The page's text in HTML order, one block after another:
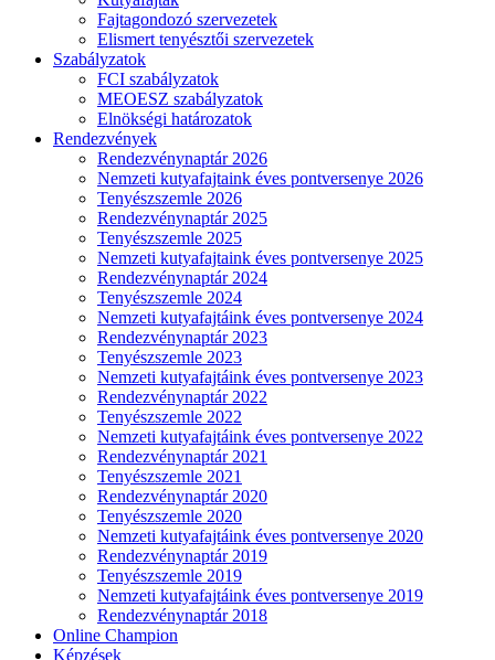
Fajtagondozó szervezetek
Elismert tenyésztői szervezetek
Szabályzatok
FCI szabályzatok
MEOESZ szabályzatok
Elnökségi határozatok
Rendezvények
Rendezvénynaptár 2026
Nemzeti kutyafajtaink éves pontversenye 2026
Tenyészszemle 2026
Rendezvénynaptár 2025
Tenyészszemle 2025
Nemzeti kutyafajtaink éves pontversenye 2025
Rendezvénynaptár 2024
Tenyészszemle 2024
Nemzeti kutyafajtáink éves pontversenye 2024
Rendezvénynaptár 2023
Tenyészszemle 2023
Nemzeti kutyafajtáink éves pontversenye 2023
Rendezvénynaptár 2022
Tenyészszemle 2022
Nemzeti kutyafajtáink éves pontversenye 2022
Rendezvénynaptár 2021
Tenyészszemle 2021
Rendezvénynaptár 2020
Tenyészszemle 2020
Nemzeti kutyafajtáink éves pontversenye 2020
Rendezvénynaptár 2019
Tenyészszemle 2019
Nemzeti kutyafajtáink éves pontversenye 2019
Rendezvénynaptár 2018
Online Champion
Képzések